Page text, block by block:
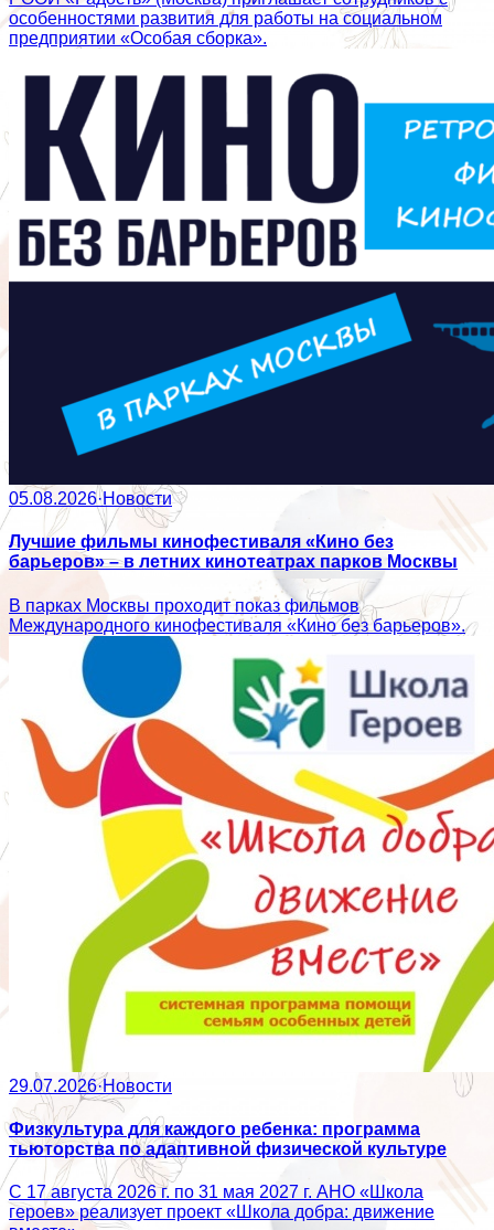
особенностями развития для работы на социальном
предприятии «Особая сборка».
05.08.2026·Новости
Лучшие фильмы кинофестиваля «Кино без
барьеров» – в летних кинотеатрах парков Москвы
В парках Москвы проходит показ фильмов
Международного кинофестиваля «Кино без барьеров».
29.07.2026·Новости
Физкультура для каждого ребенка: программа
тьюторства по адаптивной физической культуре
С 17 августа 2026 г. по 31 мая 2027 г. АНО «Школа
героев» реализует проект «Школа добра: движение